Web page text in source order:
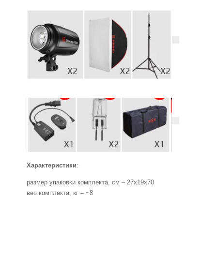
Характеристики:
размер упаковки комплекта, см – 27х19х70
вес комплекта, кг – ~8